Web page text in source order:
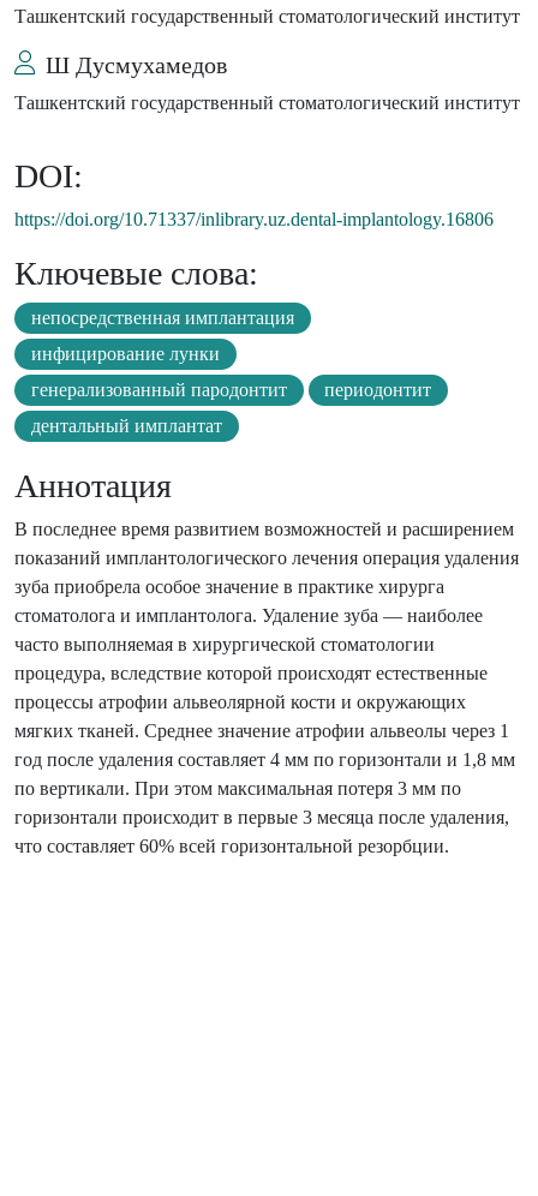
Ташкентский государственный стоматологический институт
Ш Дусмухамедов
Ташкентский государственный стоматологический институт
DOI:
https://doi.org/10.71337/inlibrary.uz.dental-implantology.16806
Ключевые слова:
непосредственная имплантация
инфицирование лунки
генерализованный пародонтит
периодонтит
дентальный имплантат
Аннотация
В последнее время развитием возможностей и расширением
показаний имплантологического лечения операция удаления
зуба приобрела особое значение в практике хирурга
стоматолога и имплантолога. Удаление зуба — наиболее
часто выполняемая в хирургической стоматологии
процедура, вследствие которой происходят естественные
процессы атрофии альвеолярной кости и окружающих
мягких тканей. Среднее значение атрофии альвеолы через 1
год после удаления составляет 4 мм по горизонтали и 1,8 мм
по вертикали. При этом максимальная потеря 3 мм по
горизонтали происходит в первые 3 месяца после удаления,
что составляет 60% всей горизонтальной резорбции.